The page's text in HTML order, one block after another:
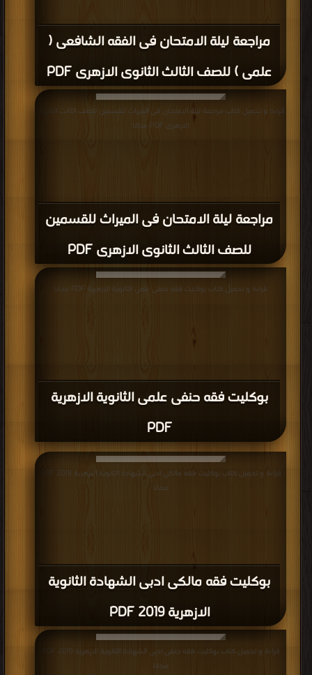
مراجعة ليلة الامتحان فى الفقه الشافعى (
علمى ) للصف الثالث الثانوى الازهرى PDF
مراجعة ليلة الامتحان فى الميراث للقسمين
للصف الثالث الثانوى الازهرى PDF
قراءة و تحميل كتاب مراجعة ليلة الامتحان فى الميراث للقسمين للصف الثالث الثانوى
الازهرى PDF مجانا
بوكليت فقه حنفى علمى الثانوية الازهرية
PDF
قراءة و تحميل كتاب بوكليت فقه حنفى علمى الثانوية الازهرية PDF مجانا
بوكليت فقه مالكى ادبى الشهادة الثانوية
الازهرية 2019 PDF
مجانا
مجانا